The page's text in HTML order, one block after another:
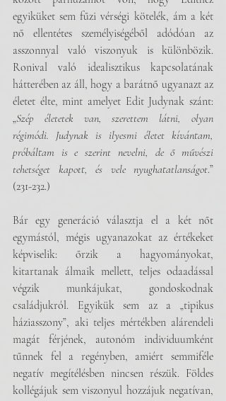
egyiküket sem fűzi vérségi kötelék, ám a két
nő ellentétes személyiségéből adódóan az
asszonnyal való viszonyuk is különbözik.
Ronival való idealisztikus kapcsolatának
hátterében az áll, hogy a barátnő ugyanazt az
életet élte, mint amelyet Edit Judynak szánt:
„Szép életetek van, szerettem látni, olyan
régimódi. Judynak is ilyesmi életet kívántam,
próbáltam is e szerint nevelni, de ő művészi
tehetséget kapott, és vele nyughatatlanságot.”
(231-232.)
Bár egy generáció választja el a két nőt
egymástól, mégis ugyanazokat az értékeket
képviselik: őrzik a hagyományokat,
kitartanak álmaik mellett, teljes odaadással
végzik munkájukat, gondoskodnak
családjukról. Egyikük sem az a „tipikus
háziasszony”, aki teljes mértékben alárendeli
magát férjének, autonóm individuumként
tűnnek fel a regényben, amiért semmiféle
negatív megítélésben nincsen részük. Földes
kollégájuk sem viszonyul hozzájuk negatívan,